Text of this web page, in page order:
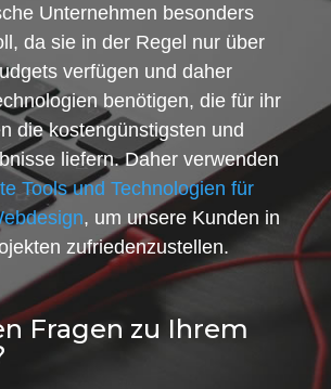
Unternehmen besonders
da sie in der Regel nur über
verfügen und daher
benötigen, die für ihr
die kostengünstigsten und
liefern. Daher verwenden
Tools und Technologien für
, um unsere Kunden in
zufriedenzustellen.
Fragen zu Ihrem